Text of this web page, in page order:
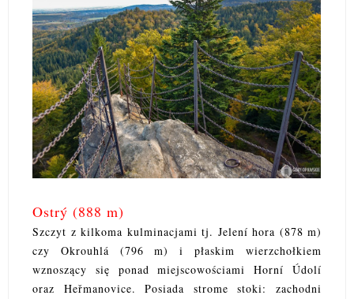
Ostrý (888 m)
Szczyt z kilkoma kulminacjami tj. Jelení hora (878 m)
czy Okrouhlá (796 m) i płaskim wierzchołkiem
wznoszący się ponad miejscowościami Horní Údolí
oraz Heřmanovice. Posiada strome stoki: zachodni